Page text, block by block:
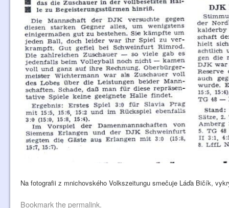
Na fotografii z mnichovského Volkszeitungu smečuje Láďa Bičík,
Bookmark thepermalink.